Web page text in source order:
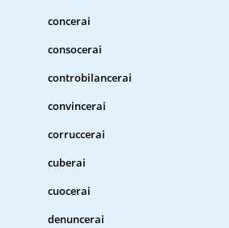
concerai
consocerai
controbilancerai
convincerai
corruccerai
cuberai
cuocerai
denuncerai